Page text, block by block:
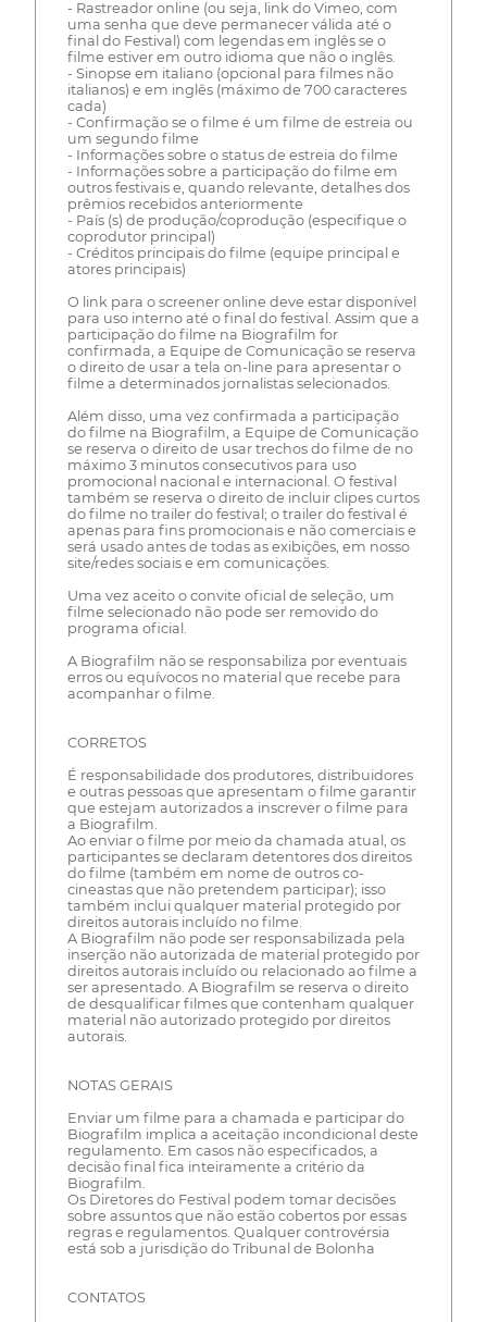
- Rastreador online (ou seja, link do Vimeo, com
uma senha que deve permanecer válida até o
final do Festival) com legendas em inglês se o
filme estiver em outro idioma que não o inglês.
- Sinopse em italiano (opcional para filmes não
italianos) e em inglês (máximo de 700 caracteres
cada)
- Confirmação se o filme é um filme de estreia ou
um segundo filme
- Informações sobre o status de estreia do filme
- Informações sobre a participação do filme em
outros festivais e, quando relevante, detalhes dos
prêmios recebidos anteriormente
- País (s) de produção/coprodução (especifique o
coprodutor principal)
- Créditos principais do filme (equipe principal e
atores principais)
O link para o screener online deve estar disponível
para uso interno até o final do festival. Assim que a
participação do filme na Biografilm for
confirmada, a Equipe de Comunicação se reserva
o direito de usar a tela on-line para apresentar o
filme a determinados jornalistas selecionados.
Além disso, uma vez confirmada a participação
do filme na Biografilm, a Equipe de Comunicação
se reserva o direito de usar trechos do filme de no
máximo 3 minutos consecutivos para uso
promocional nacional e internacional. O festival
também se reserva o direito de incluir clipes curtos
do filme no trailer do festival; o trailer do festival é
apenas para fins promocionais e não comerciais e
será usado antes de todas as exibições, em nosso
site/redes sociais e em comunicações.
Uma vez aceito o convite oficial de seleção, um
filme selecionado não pode ser removido do
programa oficial.
A Biografilm não se responsabiliza por eventuais
erros ou equívocos no material que recebe para
acompanhar o filme.
CORRETOS
É responsabilidade dos produtores, distribuidores
e outras pessoas que apresentam o filme garantir
que estejam autorizados a inscrever o filme para
a Biografilm.
Ao enviar o filme por meio da chamada atual, os
participantes se declaram detentores dos direitos
do filme (também em nome de outros co-
cineastas que não pretendem participar); isso
também inclui qualquer material protegido por
direitos autorais incluído no filme.
A Biografilm não pode ser responsabilizada pela
inserção não autorizada de material protegido por
direitos autorais incluído ou relacionado ao filme a
ser apresentado. A Biografilm se reserva o direito
de desqualificar filmes que contenham qualquer
material não autorizado protegido por direitos
autorais.
NOTAS GERAIS
Enviar um filme para a chamada e participar do
Biografilm implica a aceitação incondicional deste
regulamento. Em casos não especificados, a
decisão final fica inteiramente a critério da
Biografilm.
Os Diretores do Festival podem tomar decisões
sobre assuntos que não estão cobertos por essas
regras e regulamentos. Qualquer controvérsia
está sob a jurisdição do Tribunal de Bolonha
CONTATOS